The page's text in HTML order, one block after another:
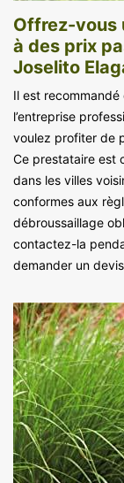
Offrez-vous
à des prix
Joselito
Il est recommandé
l’entreprise
voulez profiter de
Ce prestataire est
dans les villes
conformes aux
débroussaillage
contactez-la
demander un